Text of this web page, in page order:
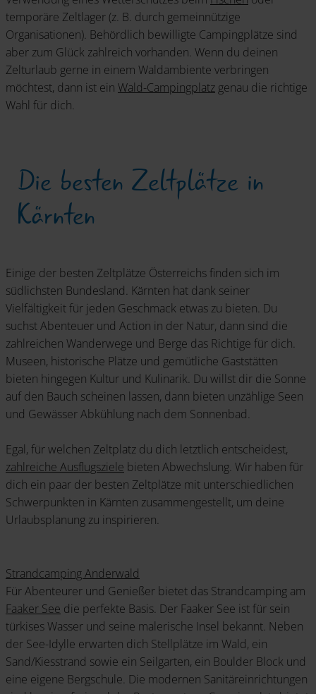
temporäre Zeltlager (z. B. durch gemeinnützige
Organisationen). Behördlich bewilligte Campingplätze sind
aber zum Glück zahlreich vorhanden. Wenn du deinen
Zelturlaub gerne in einem Waldambiente verbringen
möchtest, dann ist ein Wald-Campingplatz genau die richtige
Wahl für dich.
Die besten Zeltplätze in
Kärnten
Einige der besten Zeltplätze Österreichs finden sich im
südlichsten Bundesland. Kärnten hat dank seiner
Vielfältigkeit für jeden Geschmack etwas zu bieten. Du
suchst Abenteuer und Action in der Natur, dann sind die
zahlreichen Wanderwege und Berge das Richtige für dich.
Museen, historische Plätze und gemütliche Gaststätten
bieten hingegen Kultur und Kulinarik. Du willst dir die Sonne
auf den Bauch scheinen lassen, dann bieten unzählige Seen
und Gewässer Abkühlung nach dem Sonnenbad.
Egal, für welchen Zeltplatz du dich letztlich entscheidest,
zahlreiche Ausflugsziele bieten Abwechslung. Wir haben für
dich ein paar der besten Zeltplätze mit unterschiedlichen
Schwerpunkten in Kärnten zusammengestellt, um deine
Urlaubsplanung zu inspirieren.
Strandcamping Anderwald
Für Abenteurer und Genießer bietet das Strandcamping am
Faaker See die perfekte Basis. Der Faaker See ist für sein
türkises Wasser und seine malerische Insel bekannt. Neben
der See-Idylle erwarten dich Stellplätze im Wald, ein
Sand/Kiesstrand sowie ein Seilgarten, ein Boulder Block und
eine eigene Bergschule. Die modernen Sanitäreinrichtungen